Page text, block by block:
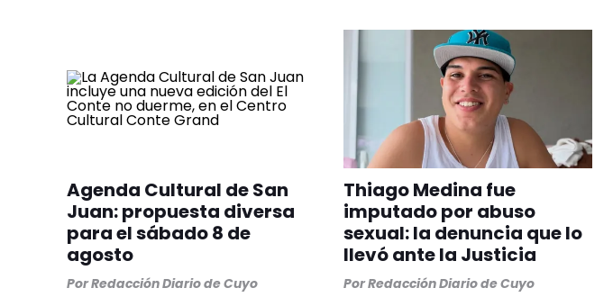
Agenda Cultural de San
Juan: propuesta diversa
para el sábado 8 de
agosto
PorRedacción Diario de Cuyo
Thiago Medina fue
imputado por abuso
sexual: la denuncia que lo
llevó ante la Justicia
PorRedacción Diario de Cuyo